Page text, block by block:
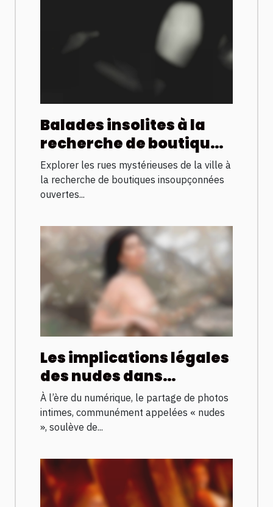
Balades insolites à la
recherche de boutiques
cachées ouvertes
jusqu’à l’aube
Explorer les rues mystérieuses de la ville à
la recherche de boutiques insoupçonnées
ouvertes...
Les implications légales
des nudes dans
différentes juridictions
À l’ère du numérique, le partage de photos
intimes, communément appelées « nudes
», soulève de...